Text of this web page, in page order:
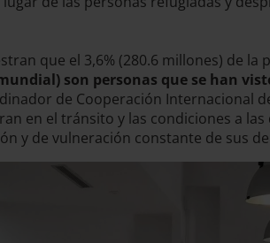
que el 3,6% (280.6 millones) de
son personas que se han
de Cooperación Internacional
en el tránsito y las condiciones a
y de vulneración constante de sus